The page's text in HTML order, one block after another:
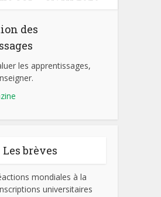
des
les apprentissages,
Les brèves
mondiales à la
universitaires